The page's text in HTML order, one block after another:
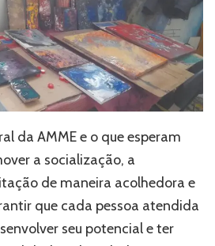
da AMME e o que esperam
a socialização, a
de maneira acolhedora e
que cada pessoa atendida
seu potencial e ter